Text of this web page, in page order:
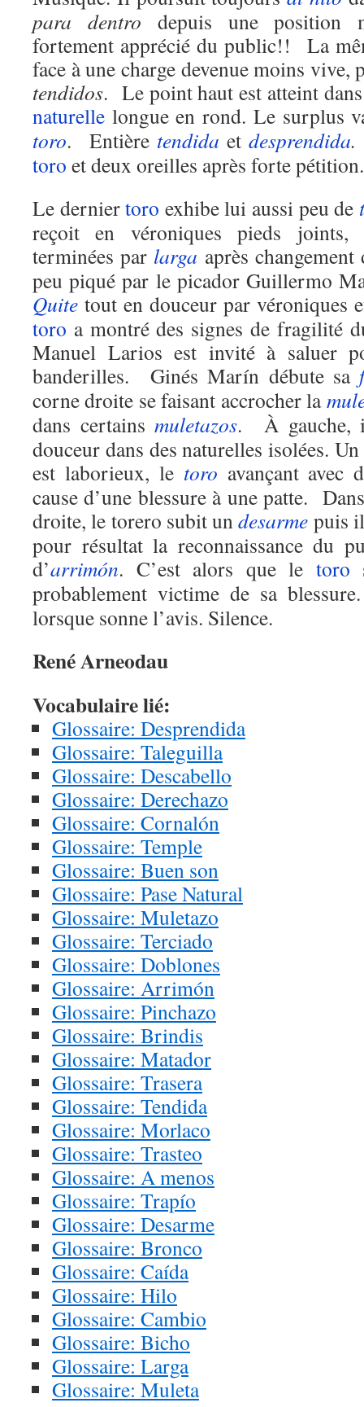
para dentro depuis une position
fortement apprécié du public!! La
face à une charge devenue moins vive,
tendidos. Le point haut est atteint
naturelle longue en rond. Le surplus
toro. Entière tendida etdesprendida.
toro et deux oreilles après forte pétition.
Le derniertoro exhibe lui aussi peu de
reçoit en véroniques pieds joints,
terminées par larga après
peu piqué par le picador Guillermo
Quite tout en douceur par
toro a montré des signes de fragilité
Manuel Larios est invité à saluer
banderilles. Ginés Marín débute sa
corne droite se faisant accrocher la
dans certainsmuletazos. À gauche,
douceur dans des naturelles isolées. Un
est laborieux, le toro avançant
cause d’une blessure à une patte.
droite, le torero subit undesarme puis
pour résultat la reconnaissance du
d’arrimón. C’est alors que le toro
probablement victime de sa
lorsque sonne l’avis. Silence.
René Arneodau
Vocabulaire lié:
Glossaire: Desprendida
Glossaire: Taleguilla
Glossaire: Descabello
Glossaire: Derechazo
Glossaire: Cornalón
Glossaire: Temple
Glossaire: Buen son
Glossaire: Pase Natural
Glossaire: Muletazo
Glossaire: Terciado
Glossaire: Doblones
Glossaire: Arrimón
Glossaire: Pinchazo
Glossaire: Brindis
Glossaire: Matador
Glossaire: Trasera
Glossaire: Tendida
Glossaire: Morlaco
Glossaire: Trasteo
Glossaire: A menos
Glossaire: Trapío
Glossaire: Desarme
Glossaire: Bronco
Glossaire: Caída
Glossaire: Hilo
Glossaire: Cambio
Glossaire: Bicho
Glossaire: Larga
Glossaire: Muleta